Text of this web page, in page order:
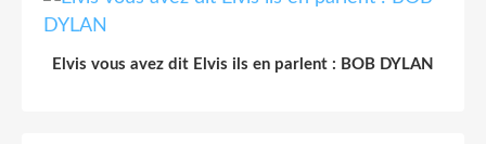
Elvis vous avez dit Elvis ils en parlent : BOB DYLAN